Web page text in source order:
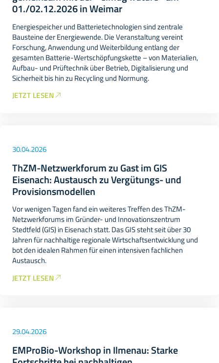
01./02.12.2026 in Weimar
Energiespeicher und Batterietechnologien sind zentrale
Bausteine der Energiewende. Die Veranstaltung vereint
Forschung, Anwendung und Weiterbildung entlang der
gesamten Batterie-Wertschöpfungskette – von Materialien,
Aufbau- und Prüftechnik über Betrieb, Digitalisierung und
Sicherheit bis hin zu Recycling und Normung.
JETZT LESEN
30.04.2026
ThZM-Netzwerkforum zu Gast im GIS
Eisenach: Austausch zu Vergütungs- und
Provisionsmodellen
Vor wenigen Tagen fand ein weiteres Treffen des ThZM-
Netzwerkforums im Gründer- und Innovationszentrum
Stedtfeld (GIS) in Eisenach statt. Das GIS steht seit über 30
Jahren für nachhaltige regionale Wirtschaftsentwicklung und
bot den idealen Rahmen für einen intensiven fachlichen
Austausch.
JETZT LESEN
29.04.2026
EMProBio-Workshop in Ilmenau: Starke